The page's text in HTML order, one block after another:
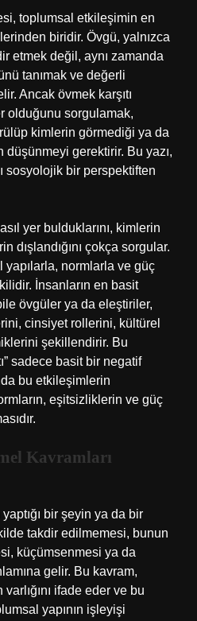
toplumsal etkileşimin en
biridir. Övgü, yalnızca
etmek değil, aynı zamanda
tanımak ve değerli
Ancak övmek karşıtı
olduğunu sorgulamak,
kimlerin görmediği ya da
gerektirir. Bu yazı,
sosyolojik bir perspektiften
yer bulduklarını, kimlerin
dışlandığını çokça sorgular.
yapılarla, normlarla ve güç
İnsanların en basit
övgüler ya da eleştiriler,
cinsiyet rollerini, kültürel
şekillendirir. Bu
sadece basit bir negatif
bu etkileşimlerin
eşitsizliklerin ve güç
Kavramları
bir şeyin ya da bir
takdir edilmemesi, bunun
küçümsenmesi ya da
gelir. Bu kavram,
ifade eder ve bu
yapının işleyişi